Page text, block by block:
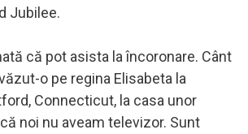
Jubilee.
că pot asista la încoronare. Cânt
o pe regina Elisabeta la
Connecticut, la casa unor
noi nu aveam televizor. Sunt